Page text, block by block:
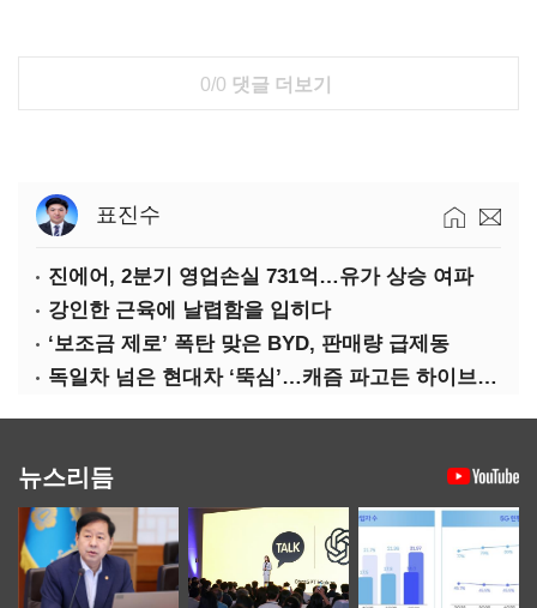
0/0 댓글 더보기
표진수
진에어, 2분기 영업손실 731억…유가 상승 여파
강인한 근육에 날렵함을 입히다
‘보조금 제로’ 폭탄 맞은 BYD, 판매량 급제동
독일차 넘은 현대차 ‘뚝심’…캐즘 파고든 하이브리드 역전극
뉴스리듬